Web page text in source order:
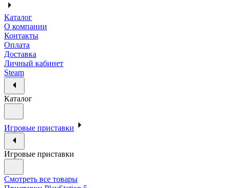
Каталог
О компании
Контакты
Оплата
Доставка
Личный кабинет
Steam
Каталог
Игровые приставки
Игровые приставки
Смотреть все товары